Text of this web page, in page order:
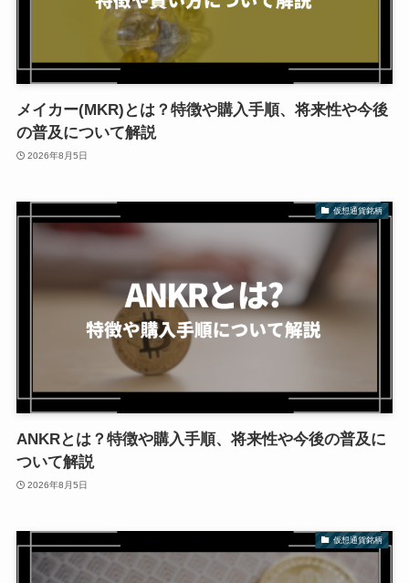
メイカー(MKR)とは？特徴や購入手順、将来性や今後
の普及について解説
2026年8月5日
仮想通貨銘柄
ANKRとは？特徴や購入手順、将来性や今後の普及に
ついて解説
2026年8月5日
仮想通貨銘柄